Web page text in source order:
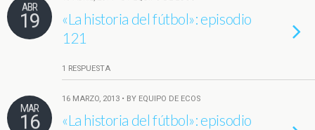
ABR
19
«La historia del fútbol»: episodio
121
1 RESPUESTA
MAR
16
16 MARZO, 2013 • BY EQUIPO DE ECOS
«La historia del fútbol»: episodio